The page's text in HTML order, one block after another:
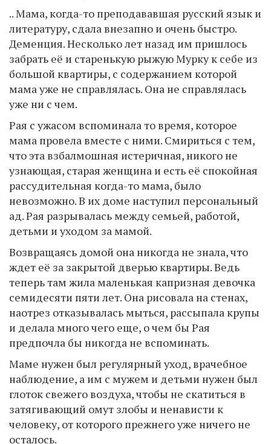
.. Мама, когда-то преподававшая русский язык и
литературу, сдала внезапно и очень быстро.
Деменция. Несколько лет назад им пришлось
забрать её и старенькую рыжую Мурку к себе из
большой квартиры, с содержанием которой
мама уже не справлялась. Она не справлялась
уже ни с чем.
Рая с ужасом вспоминала то время, которое
мама провела вместе с ними. Смириться с тем,
что эта взбалмошная истеричная, никого не
узнающая, старая женщина и есть её спокойная
рассудительная когда-то мама, было
невозможно. В их доме наступил персональный
ад. Рая разрывалась между семьей, работой,
детьми и уходом за мамой.
Возвращаясь домой она никогда не знала, что
ждет её за закрытой дверью квартиры. Ведь
теперь там жила маленькая капризная девочка
семидесяти пяти лет. Она рисовала на стенах,
наотрез отказывалась мыться, рассыпала крупы
и делала много чего еще, о чем бы Рая
предпочла бы никогда не вспоминать.
Маме нужен был регулярный уход, врачебное
наблюдение, а им с мужем и детьми нужен был
глоток свежего воздуха, чтобы не скатиться в
затягивающий омут злобы и ненависти к
человеку, от которого прежнего уже ничего не
осталось.